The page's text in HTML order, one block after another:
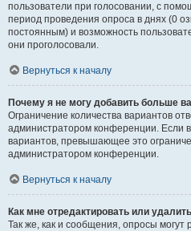
пользователи при голосовании, с
период проведения опроса в днях (0
постоянным) и возможность
они проголосовали.
Вернуться к началу
Почему я не могу добавить больше
Ограничение количества вариантов
администратором конференции. Если
вариантов, превышающее это
администратором конференции.
Вернуться к началу
Как мне отредактировать или
Так же, как и сообщения, опросы могут